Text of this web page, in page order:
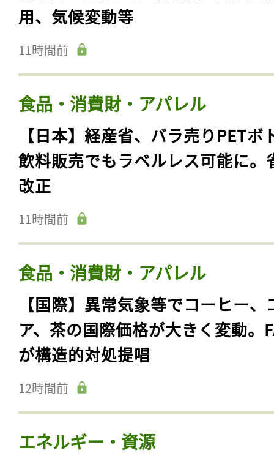
用、気候変動等
11時間前
食品・消費財・アパレル
【日本】経産省、バラ売りPETボ
飲料販売でもラベルレス可能に。
改正
11時間前
食品・消費財・アパレル
【国際】異常気象等でコーヒー、
ア、茶の国際価格が大きく変動。
が構造的対処提唱
12時間前
エネルギー・資源